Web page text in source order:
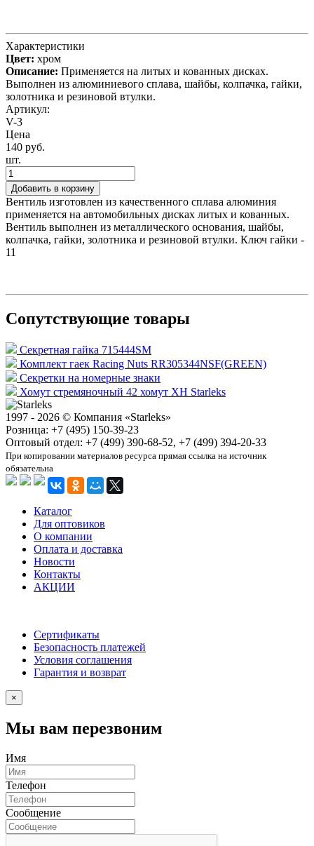
Характеристики
Цвет: хром
Описание: Применяется на литых и кованных дисках.
Выполнен из алюминиевого сплава, шайбы, колпачка, гайки,
золотника и резиновой втулки.
Артикул:
V-3
Цена
140 руб.
шт.
Добавить в корзину
Вентиль изготовлен из качественного сплава алюминия
применяется на автомобильных дисках литых и кованных.
Вентиль выполнен из металлического основания, шайбы,
колпачка, гайки, золотника и резиновой втулки. Ключ гайки -
11
Сопутствующие товары
Секретная гайка 715444SM
Комплект гаек Racing Nuts RR305344NSF(GREEN)
Секретки на номерные знаки
Хомут стремяночный 42 хомут XH Starleks
1997 - 2026 © Компания «Starleks»
Розница: +7 (495) 150-39-23
Оптовый отдел: +7 (499) 390-68-52, +7 (499) 394-20-33
При копировании материалов ресурса прямая ссылка на источник
обязательна
Каталог
Для оптовиков
О компании
Оплата и доставка
Новости
Контакты
АКЦИИ
Сертификаты
Безопасность платежей
Условия соглашения
Гарантия и возврат
×
Мы вам перезвоним
Имя
Телефон
Сообщение